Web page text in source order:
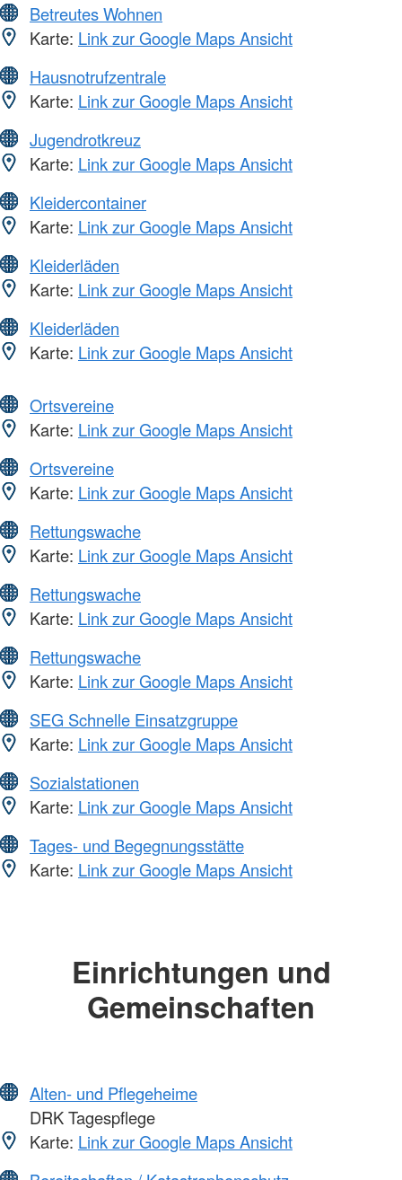
Betreutes Wohnen
Karte: Link zur Google Maps Ansicht
Hausnotrufzentrale
Karte: Link zur Google Maps Ansicht
Jugendrotkreuz
Karte: Link zur Google Maps Ansicht
Kleidercontainer
Karte: Link zur Google Maps Ansicht
Kleiderläden
Karte: Link zur Google Maps Ansicht
Kleiderläden
Karte: Link zur Google Maps Ansicht
Ortsvereine
Karte: Link zur Google Maps Ansicht
Ortsvereine
Karte: Link zur Google Maps Ansicht
Rettungswache
Karte: Link zur Google Maps Ansicht
Rettungswache
Karte: Link zur Google Maps Ansicht
Rettungswache
Karte: Link zur Google Maps Ansicht
SEG Schnelle Einsatzgruppe
Karte: Link zur Google Maps Ansicht
Sozialstationen
Karte: Link zur Google Maps Ansicht
Tages- und Begegnungsstätte
Karte: Link zur Google Maps Ansicht
Einrichtungen und
Gemeinschaften
Alten- und Pflegeheime
DRK Tagespflege
Karte: Link zur Google Maps Ansicht